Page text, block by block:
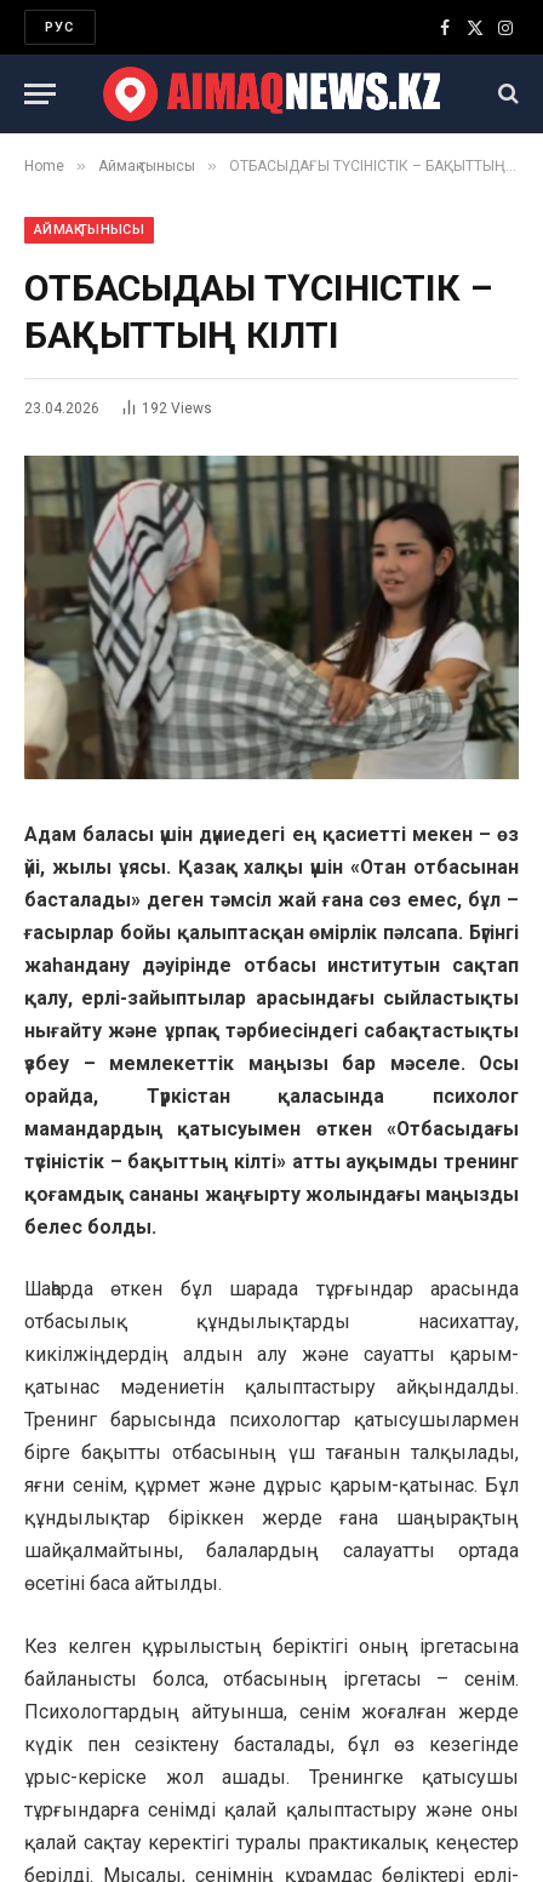
РУС
Facebook
X
Home » Аймақ тынысы » ОТБАСЫДАҒЫ ТҮСІНІСТІК – БАҚЫТТЫҢ КІЛТІ
АЙМАҚ ТЫНЫСЫ
ОТБАСЫДАҒЫ ТҮСІНІСТІК –
БАҚЫТТЫҢ КІЛТІ
23.04.2026 192 Views
Адам баласы үшін дүниедегі ең қасиетті мекен – өз
үйі, жылы ұясы. Қазақ халқы үшін «Отан отбасынан
басталады» деген тәмсіл жай ғана сөз емес, бұл –
ғасырлар бойы қалыптасқан өмірлік пәлсапа. Бүгінгі
жаһандану дәуірінде отбасы институтын сақтап
қалу, ерлі-зайыптылар арасындағы сыйластықты
нығайту және ұрпақ тәрбиесіндегі сабақтастықты
үзбеу – мемлекеттік маңызы бар мәселе. Осы
орайда, Түркістан қаласында психолог
мамандардың қатысуымен өткен «Отбасыдағы
түсіністік – бақыттың кілті» атты ауқымды тренинг
қоғамдық сананы жаңғырту жолындағы маңызды
белес болды.
Шаһарда өткен бұл шарада тұрғындар арасында
отбасылық құндылықтарды насихаттау,
кикілжіңдердің алдын алу және сауатты қарым-
қатынас мәдениетін қалыптастыру айқындалды.
Тренинг барысында психологтар қатысушылармен
бірге бақытты отбасының үш тағанын талқылады,
яғни сенім, құрмет және дұрыс қарым-қатынас. Бұл
құндылықтар біріккен жерде ғана шаңырақтың
шайқалмайтыны, балалардың салауатты ортада
өсетіні баса айтылды.
Кез келген құрылыстың беріктігі оның іргетасына
байланысты болса, отбасының іргетасы – сенім.
Психологтардың айтуынша, сенім жоғалған жерде
күдік пен сезіктену басталады, бұл өз кезегінде
ұрыс-керіске жол ашады. Тренингке қатысушы
тұрғындарға сенімді қалай қалыптастыру және оны
қалай сақтау керектігі туралы практикалық кеңестер
берілді. Мысалы, сенімнің құрамдас бөліктері ерлі-